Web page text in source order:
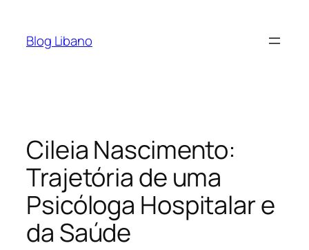
Blog Libano
Cileia Nascimento:
Trajetória de uma
Psicóloga Hospitalar e
da Saúde